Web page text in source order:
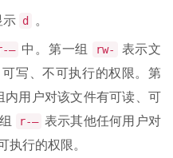
示 d 。
— 中。第一组 rw-
表示文
写、不可执行的权限。第
内用户对该文件有可读、可
r-— 表示其他任何用户对
执行的权限。